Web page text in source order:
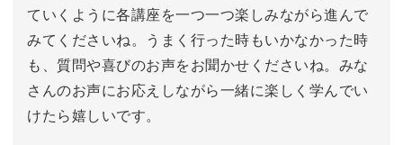
ていくように各講座を一つ一つ楽しみながら進んで
みてくださいね。うまく行った時もいかなかった時
も、質問や喜びのお声をお聞かせくださいね。みな
さんのお声にお応えしながら一緒に楽しく学んでい
けたら嬉しいです。